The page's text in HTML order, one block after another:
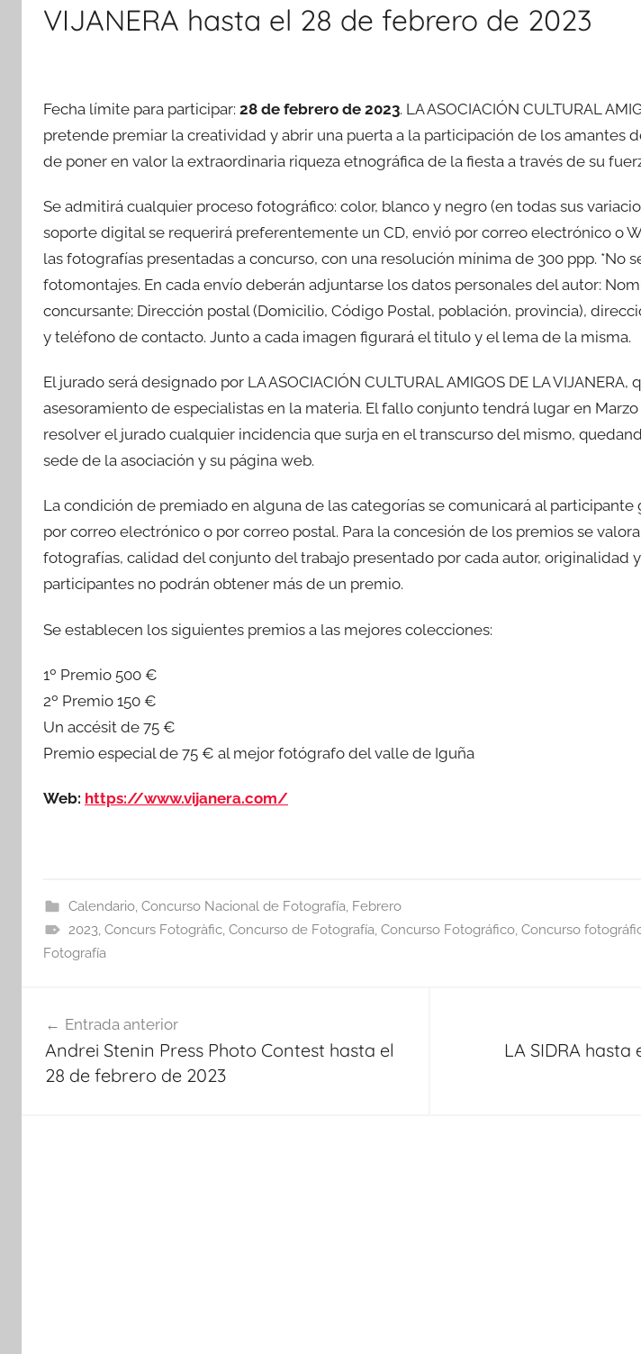
VIJANERA hasta el 28 de febrero de 2023
Fecha límite para participar: 28 de febrero de 2023. LA ASOCIACIÓN CULTURAL
pretende premiar la creatividad y abrir una puerta a la participación de los amantes
de poner en valor la extraordinaria riqueza etnográfica de la fiesta a través de su
Se admitirá cualquier proceso fotográfico: color, blanco y negro (en todas sus
soporte digital se requerirá preferentemente un CD, envió por correo electrónico o
las fotografías presentadas a concurso, con una resolución mínima de 300 ppp. *No
fotomontajes. En cada envío deberán adjuntarse los datos personales del autor:
concursante; Dirección postal (Domicilio, Código Postal, población, provincia),
y teléfono de contacto. Junto a cada imagen figurará el titulo y el lema de la misma.
El jurado será designado por LA ASOCIACIÓN CULTURAL AMIGOS DE LA
asesoramiento de especialistas en la materia. El fallo conjunto tendrá lugar en
resolver el jurado cualquier incidencia que surja en el transcurso del mismo,
sede de la asociación y su página web.
La condición de premiado en alguna de las categorías se comunicará al
por correo electrónico o por correo postal. Para la concesión de los premios se
fotografías, calidad del conjunto del trabajo presentado por cada autor, originalidad
participantes no podrán obtener más de un premio.
Se establecen los siguientes premios a las mejores colecciones:
1º Premio 500 €
2º Premio 150 €
Un accésit de 75 €
Premio especial de 75 € al mejor fotógrafo del valle de Iguña
Web: https://www.vijanera.com/
Calendario, Concurso Nacional de Fotografía, Febrero
2023, Concurs Fotogràfic, Concurso de Fotografía, Concurso Fotográfico, Concurso
Fotografía
de
entradas
Entrada anterior
Andrei Stenin Press Photo Contest hasta el
28 de febrero de 2023
LA SIDRA hasta